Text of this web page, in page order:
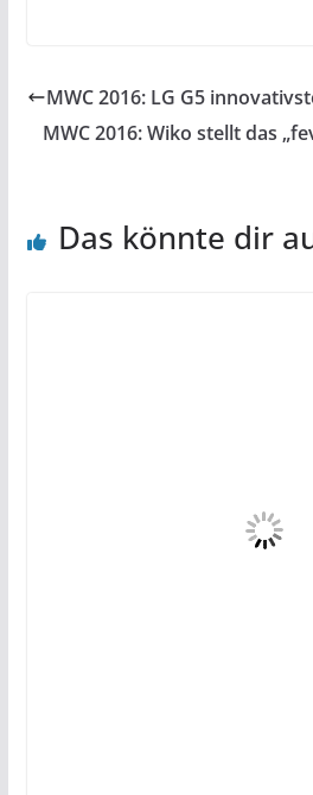
MWC 2016: LG G5
MWC 2016: Wiko stellt das
Das könnte dir